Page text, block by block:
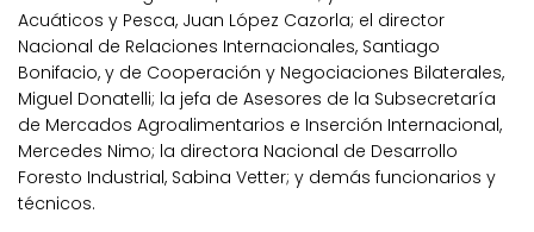
Acuáticos y Pesca, Juan López Cazorla; el director
Nacional de Relaciones Internacionales, Santiago
Bonifacio, y de Cooperación y Negociaciones Bilaterales,
Miguel Donatelli; la jefa de Asesores de la Subsecretaría
de Mercados Agroalimentarios e Inserción Internacional,
Mercedes Nimo; la directora Nacional de Desarrollo
Foresto Industrial, Sabina Vetter; y demás funcionarios y
técnicos.